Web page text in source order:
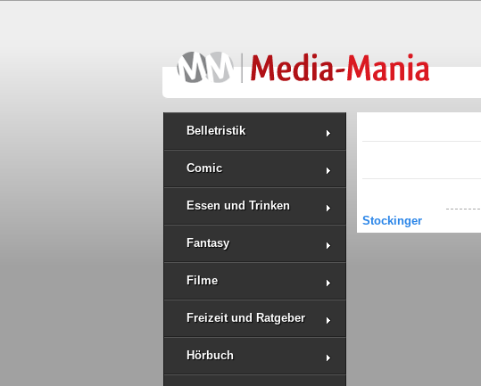
Belletristik
Comic
Essen und Trinken
Fantasy
Filme
Freizeit und Ratgeber
Hörbuch
Stockinger